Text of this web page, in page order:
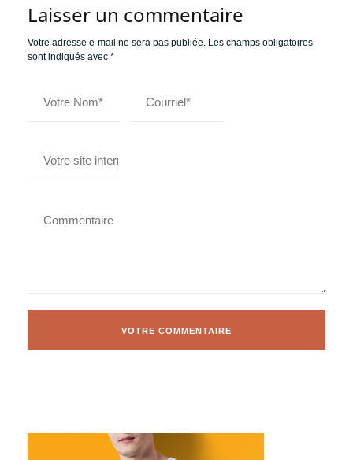
Laisser un commentaire
Votre adresse e-mail ne sera pas publiée. Les champs obligatoires
sont indiqués avec *